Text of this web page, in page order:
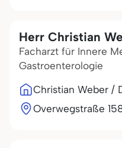
Herr Christian
Facharzt für Innere
Gastroenterologie
Christian Weber /
Overwegstraße 1